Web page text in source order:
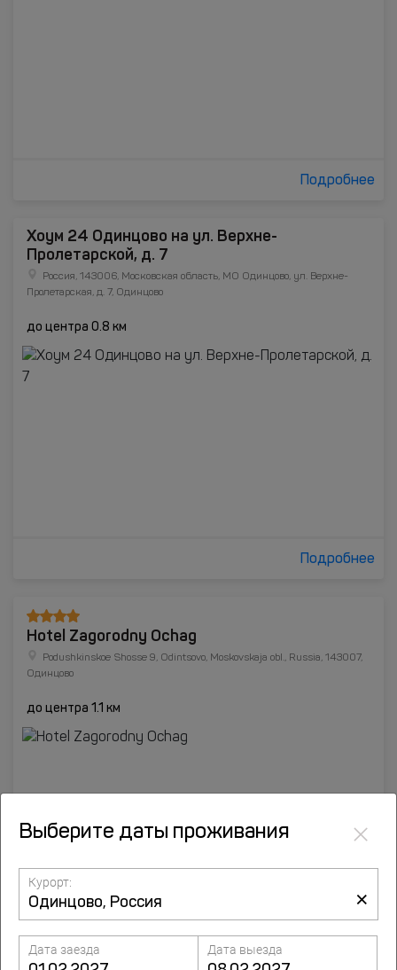
Подробнее
Хоум 24 Одинцово на ул. Верхне-
Пролетарской, д. 7
Россия, 143006, Московская область, МО Одинцово, ул. Верхне-
Пролетарская, д. 7, Одинцово
до центра 0.8 км
Подробнее
Hotel Zagorodny Ochag
Podushkinskoe Shosse 9, Odintsovo, Moskovskaja obl., Russia, 143007,
Одинцово
до центра 1.1 км
Подробнее
Выберите даты проживания ×
Курорт:
×
Дата заезда Дата выезда